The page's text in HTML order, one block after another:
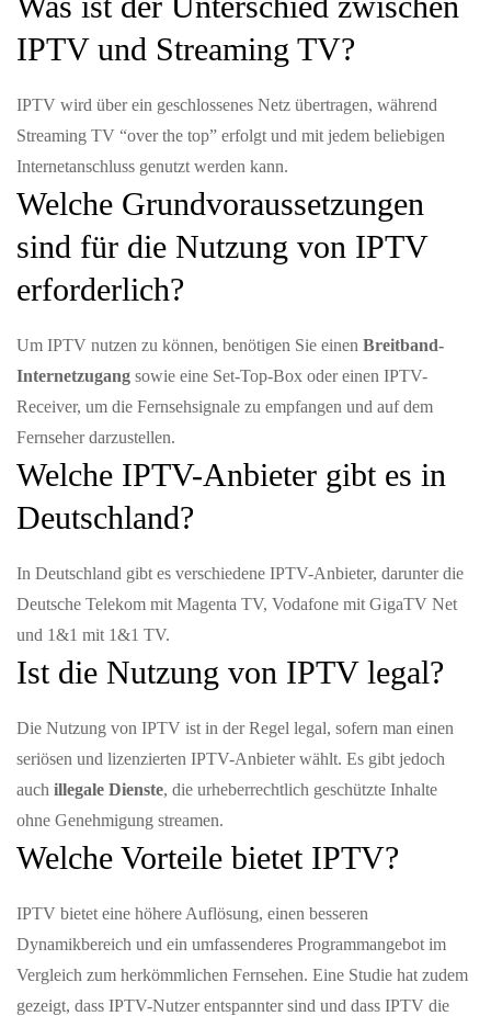
IPTV und Streaming TV?
IPTV wird über ein geschlossenes Netz übertragen, während
Streaming TV “over the top” erfolgt und mit jedem beliebigen
Internetanschluss genutzt werden kann.
Welche Grundvoraussetzungen
sind für die Nutzung von IPTV
erforderlich?
Um IPTV nutzen zu können, benötigen Sie einen Breitband-
Internetzugang sowie eine Set-Top-Box oder einen IPTV-
Receiver, um die Fernsehsignale zu empfangen und auf dem
Fernseher darzustellen.
Welche IPTV-Anbieter gibt es in
Deutschland?
In Deutschland gibt es verschiedene IPTV-Anbieter, darunter die
Deutsche Telekom mit Magenta TV, Vodafone mit GigaTV Net
und 1&1 mit 1&1 TV.
Ist die Nutzung von IPTV legal?
Die Nutzung von IPTV ist in der Regel legal, sofern man einen
seriösen und lizenzierten IPTV-Anbieter wählt. Es gibt jedoch
auch illegale Dienste, die urheberrechtlich geschützte Inhalte
ohne Genehmigung streamen.
Welche Vorteile bietet IPTV?
IPTV bietet eine höhere Auflösung, einen besseren
Dynamikbereich und ein umfassenderes Programmangebot im
Vergleich zum herkömmlichen Fernsehen. Eine Studie hat zudem
gezeigt, dass IPTV-Nutzer entspannter sind und dass IPTV die